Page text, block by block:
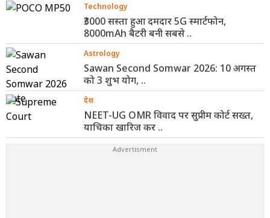
Technology
₹3000 सस्ता हुआ दमदार 5G स्मार्टफोन,
8000mAh बैटरी बनी सबसे ..
Astrology
Sawan Second Somwar 2026: 10 अगस्त
को 3 शुभ योग, ..
देश
NEET-UG OMR विवाद पर सुप्रीम कोर्ट सख्त,
याचिका खारिज कर ..